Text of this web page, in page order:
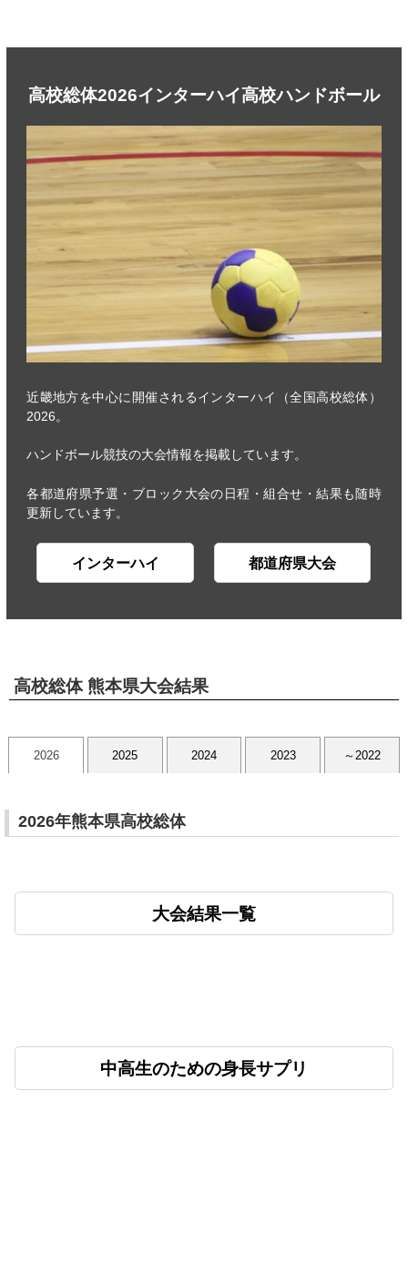
高校総体2026インターハイ高校ハンドボール
近畿地方を中心に開催されるインターハイ（全国高校総体）
2026。
ハンドボール競技の大会情報を掲載しています。
各都道府県予選・ブロック大会の日程・組合せ・結果も随時
更新しています。
インターハイ 都道府県大会
高校総体 熊本県大会結果
2026 2025 2024 2023 ～2022
2026年熊本県高校総体
大会結果一覧
中高生のための身長サプリ